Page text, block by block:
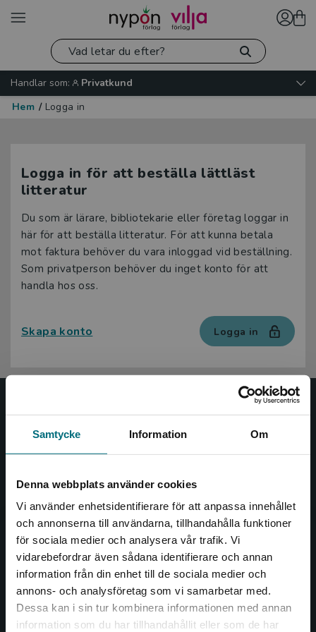
Samtycke Information Om
Denna webbplats använder cookies
Vi använder enhetsidentifierare för att anpassa innehållet
och annonserna till användarna, tillhandahålla funktioner
för sociala medier och analysera vår trafik. Vi
vidarebefordrar även sådana identifierare och annan
information från din enhet till de sociala medier och
annons- och analysföretag som vi samarbetar med.
Dessa kan i sin tur kombinera informationen med annan
information som du har tillhandahållit eller som de har
Begränsad fraktregion
Handlar som:
Privatkund
Hem / Logga in
Logga in för att beställa lättläst
litteratur
Du som är lärare, bibliotekarie eller företag loggar in
här för att beställa litteratur. För att kunna betala
mot faktura behöver du vara inloggad vid beställning.
Som privatperson behöver du inget konto för att
handla hos oss.
Skapa konto Logga in
Nypon och Vilja
såväl barn som vuxna.
Kontakta oss
Kontakta oss
046-31 20 00
Box 141